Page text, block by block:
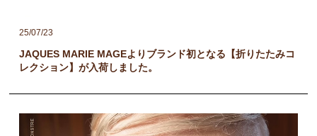
25/07/23
JAQUES MARIE MAGEよりブランド初となる【折りたたみコ
レクション】が入荷しました。